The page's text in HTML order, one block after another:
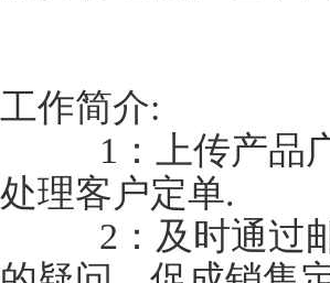
工作
1：上传产品广
处理客户定单.
2：及时通过邮